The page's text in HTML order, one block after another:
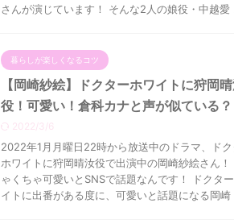
さんが演じています！ そんな2人の娘役・中越愛
暮らしが楽しくなるコツ
【岡崎紗絵】ドクターホワイトに狩岡
役！可愛い！倉科カナと声が似ている？
2022/3/6
2022年1月月曜日22時から放送中のドラマ、ドク
ホワイトに狩岡晴汝役で出演中の岡崎紗絵さん！
ゃくちゃ可愛いとSNSで話題なんです！ ドクタ
イトに出番がある度に、可愛いと話題になる岡崎